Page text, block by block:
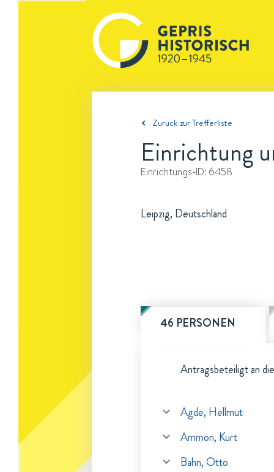
Zurück zur Trefferliste
Einrichtung
Einrichtungs-ID: 6458
Leipzig, Deutschland
46 PERSONEN
Antragsbeteiligt an
Agde, Hellmut
Ammon, Kurt
Bahn, Otto